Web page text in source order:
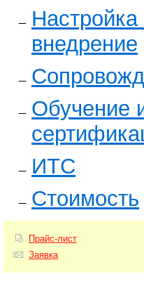
Настройка
внедрение
Обучение
ИТС
Стоимость
Прайс-лист
Заявка